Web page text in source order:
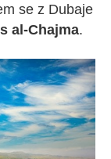
se z Dubaje
al-Chajma.